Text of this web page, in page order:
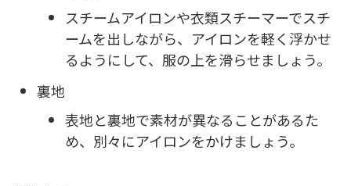
スチームアイロンや衣類スチーマーでスチ
ームを出しながら、アイロンを軽く浮かせ
るようにして、服の上を滑らせましょう。
裏地
表地と裏地で素材が異なることがあるた
め、別々にアイロンをかけましょう。